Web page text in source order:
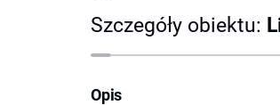
Szczegóły obiektu:
Opis